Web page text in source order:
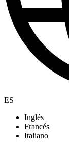
ES
Inglés
Francés
Italiano